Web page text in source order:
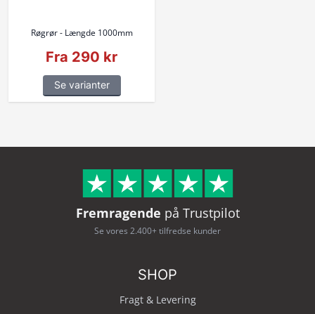
Røgrør - Længde 1000mm
Fra 290 kr
Se varianter
Fremragende på Trustpilot
Se vores 2.400+ tilfredse kunder
SHOP
Fragt & Levering